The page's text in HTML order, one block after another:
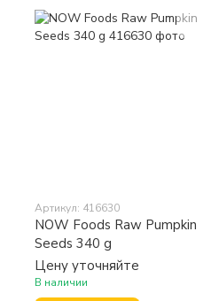
Артикул: 416630
NOW Foods Raw Pumpkin
Seeds 340 g
Цену уточняйте
В наличии